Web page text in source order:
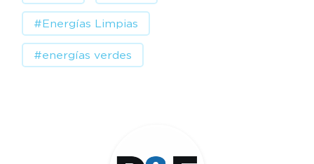
#Energías Limpias
#energías verdes